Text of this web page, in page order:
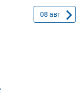
08 авг